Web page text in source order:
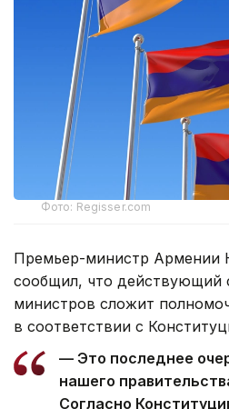
Фото: Regisser.com
Премьер-министр Армении
сообщил, что действующий
министров сложит
в соответствии с
— Это последнее
нашего
Согласно